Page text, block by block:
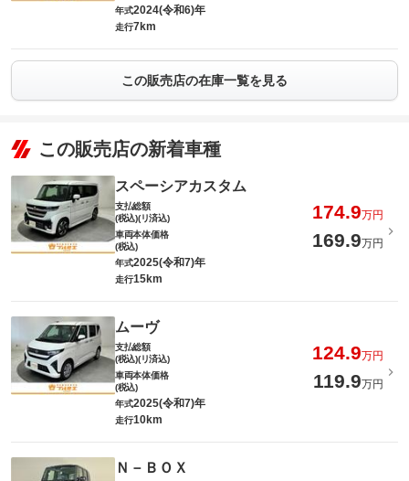
年式2024(令和6)年
走行7km
この販売店の在庫一覧を見る
この販売店の新着車種
スペーシアカスタム
支払総額
(税込)(リ済込)
174.9万円
車両本体価格
(税込)
169.9万円
年式2025(令和7)年
走行15km
ムーヴ
支払総額
(税込)(リ済込)
124.9万円
車両本体価格
(税込)
119.9万円
年式2025(令和7)年
走行10km
Ｎ－ＢＯＸ